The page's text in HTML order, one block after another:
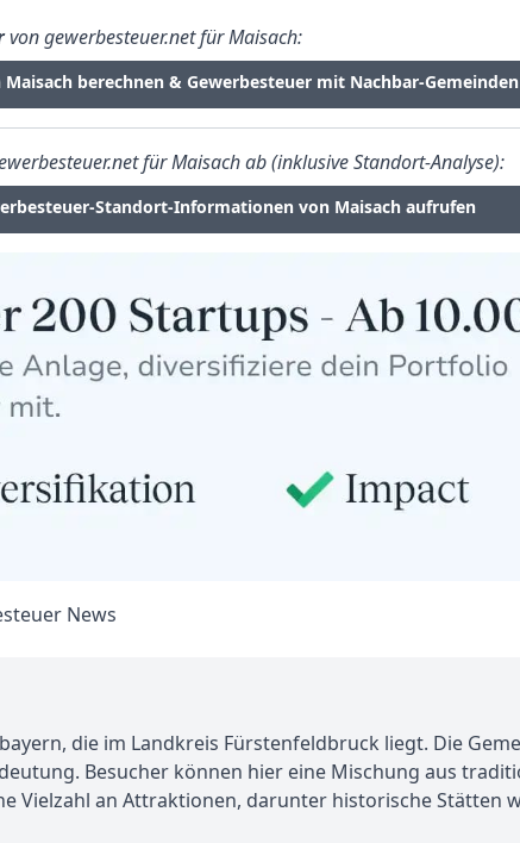
von gewerbesteuer.net für Maisach:
berechnen & Gewerbesteuer mit Nachbar-
für Maisach ab (inklusive Standort-Analyse):
Standort-Informationen von Maisach aufrufen
die im Landkreis Fürstenfeldbruck liegt. Die
Besucher können hier eine Mischung aus
Vielzahl an Attraktionen, darunter historische Stätten